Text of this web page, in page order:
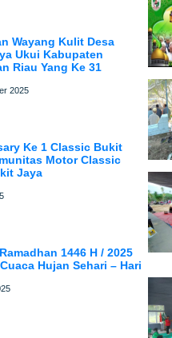
Wayang Kulit Desa
Ukui Kabupaten
Riau Yang Ke 31
2025
Ke 1 Classic Bukit
Motor Classic
Jaya
1446 H / 2025
Hujan Sehari – Hari